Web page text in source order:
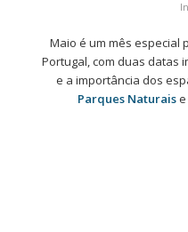
Maio é um mês especial
Portugal, com duas datas
e a importância dos
Parques Naturaise